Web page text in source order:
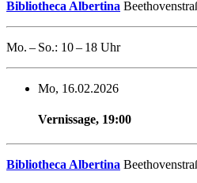
Bibliotheca Albertina
Mo. – So.: 10 – 18 Uhr
Mo, 16.02.2026
Vernissage, 19:00
Bibliotheca Albertina